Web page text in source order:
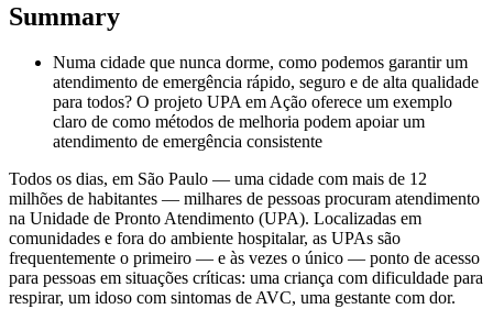
Summary
Numa cidade que nunca dorme, como podemos garantir um
atendimento de emergência rápido, seguro e de alta qualidade
para todos? O projeto UPA em Ação oferece um exemplo
claro de como métodos de melhoria podem apoiar um
atendimento de emergência consistente
Todos os dias, em São Paulo — uma cidade com mais de 12
milhões de habitantes — milhares de pessoas procuram atendimento
na Unidade de Pronto Atendimento (UPA). Localizadas em
comunidades e fora do ambiente hospitalar, as UPAs são
frequentemente o primeiro — e às vezes o único — ponto de acesso
para pessoas em situações críticas: uma criança com dificuldade para
respirar, um idoso com sintomas de AVC, uma gestante com dor.